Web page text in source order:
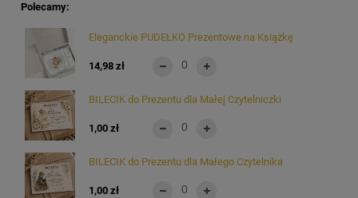
Polecamy:
Eleganckie PUDEŁKO Prezentowe na Książkę
14,98 zł
BILECIK do Prezentu dla Małej Czytelniczki
1,00 zł
BILECIK do Prezentu dla Małego Czytelnika
1,00 zł